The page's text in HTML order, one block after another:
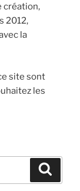
création,
2012,
la
site sont
les